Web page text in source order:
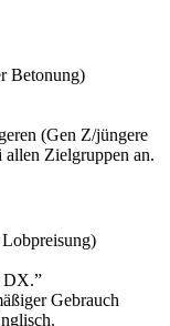
Betonung)
(Gen Z/jüngere
Zielgruppen an.
DX.”
Gebrauch